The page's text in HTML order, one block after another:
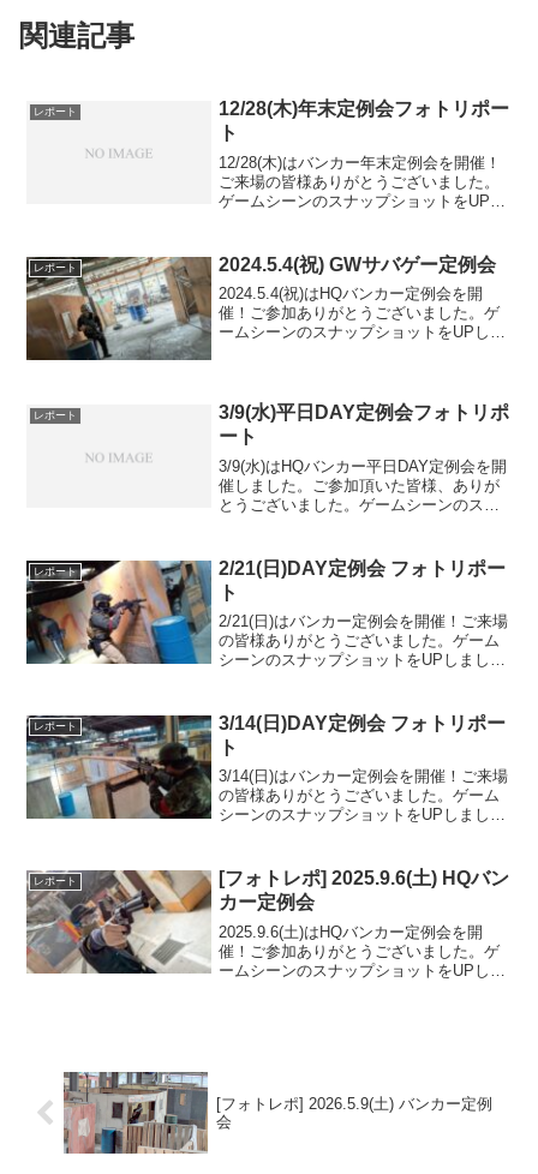
関連記事
レポート
12/28(木)年末定例会フォトリポー
ト
12/28(木)はバンカー年末定例会を開催！
ご来場の皆様ありがとうございました。
ゲームシーンのスナップショットをUPし
レポート 2024.5.4(祝) GWサバゲー定例会
2024.5.4(祝)はHQバンカー定例会を開
催！ご参加ありがとうございました。ゲ
ームシーンのスナップショットをUPしま
レポート
3/9(水)平日DAY定例会フォトリポ
ート
3/9(水)はHQバンカー平日DAY定例会を開
催しました。ご参加頂いた皆様、ありが
とうございました。ゲームシーンのスナ
ります。
レポート
2/21(日)DAY定例会 フォトリポー
ト
2/21(日)はバンカー定例会を開催！ご来場
の皆様ありがとうございました。ゲーム
シーンのスナップショットをUPしました
バムをみる
レポート
3/14(日)DAY定例会 フォトリポー
ト
3/14(日)はバンカー定例会を開催！ご来場
の皆様ありがとうございました。ゲーム
シーンのスナップショットをUPしました
バムをみる
レポート
[フォトレポ] 2025.9.6(土) HQバン
カー定例会
2025.9.6(土)はHQバンカー定例会を開
催！ご参加ありがとうございました。ゲ
ームシーンのスナップショットをUPしま
[フォトレポ] 2026.5.9(土) バンカー定例
会